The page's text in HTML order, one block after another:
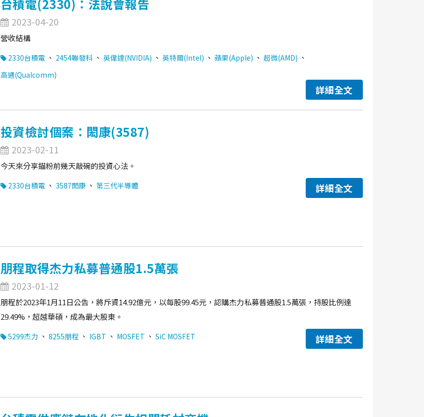
台積電(2330)：法說會報告
2023-04-20
營收結構
2330台積電 、 2454聯發科 、 英偉達(NVIDIA) 、 英特爾(Intel) 、 蘋果(Apple) 、 超微(AMD) 、
高通(Qualcomm)
詳細全文
投資檢討個案：閎康(3587)
2023-02-11
今天來分享錨粉前幾天敲碗的投資心法。
2330台積電 、 3587閎康 、 第三代半導體 詳細全文
朋程取得杰力私募普通股1.5萬張
2023-01-12
朋程於2023年1月11日公告，將斥資14.92億元，以每股99.45元，認購杰力私募普通股1.5萬張，持股比例達
29.49%，超越華碩，成為最大股東。
5299杰力 、 8255朋程 、 IGBT 、 MOSFET 、 SiC MOSFET 詳細全文